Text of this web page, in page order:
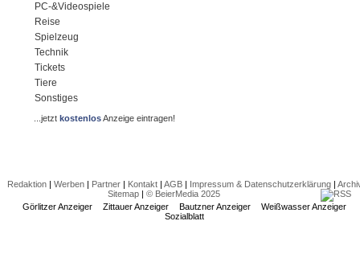
PC-&Videospiele
Reise
Spielzeug
Technik
Tickets
Tiere
Sonstiges
...jetztkostenlosAnzeige eintragen!
Redaktion| Werben| Partner| Kontakt| AGB| Impressum & Datenschutzerklärung|
Sitemap| © BeierMedia 2025
Görlitzer Anzeiger
Zittauer Anzeiger Bautzner Anzeiger
Weißwasser Anzeiger
Sozialblatt